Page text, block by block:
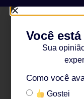
Você
Sua
Como você
Gostei